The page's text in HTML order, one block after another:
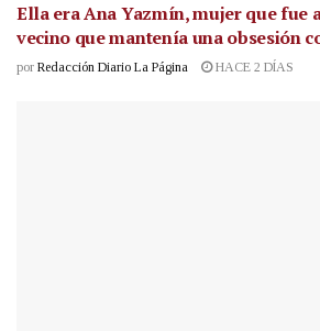
Ella era Ana Yazmín, mujer que fue
vecino que mantenía una obsesión
por Redacción Diario La Página HACE 2 DÍAS